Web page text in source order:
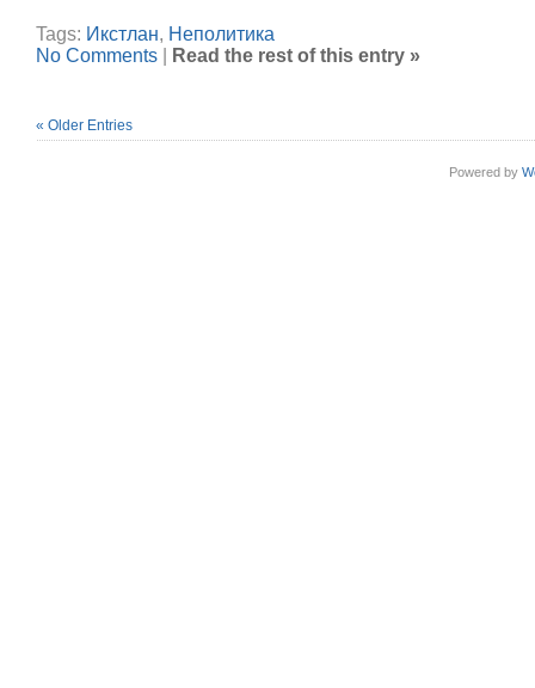
Tags: Икстлан, Неполитика
No Comments
Read the rest of this entry »
« Older Entries
Powered by